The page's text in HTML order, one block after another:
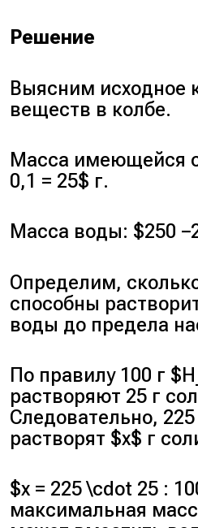
Решение
Выясним исходное
веществ в колбе.
Масса имеющейся
0,1 = 25$ г.
Масса воды: $250
Определим,
способны
воды до предела
По правилу 100 г
растворяют 25 г
Следовательно, 225
растворят $x$ г
$x = 225 \cdot 25 :
максимальная